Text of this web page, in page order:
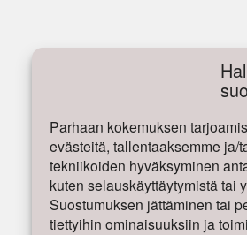
Parhaan kokemuksen
evästeitä, tallentaaksemme ja/
tekniikoiden hyväksyminen
kuten selauskäyttäytymistä tai
Suostumuksen jättäminen tai
tiettyihin ominaisuuksiin ja